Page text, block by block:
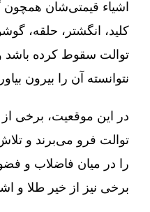
اشیاء قیمتی‌شان
کلید، انگشتر، حلقه،
توالت سقوط کرده باشد
نتوانسته آن را بیرون
در این موقعیت، برخی
توالت فرو می‌برند و
را در میان فاضلاب و
برخی نیز از خیر طلا و